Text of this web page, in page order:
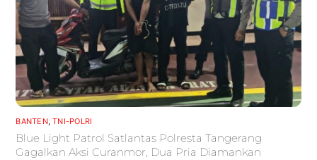
BANTEN,TNI-POLRI
Blue Light Patrol Satlantas Polresta Tangerang
Gagalkan Aksi Curanmor, Dua Pria Diamankan